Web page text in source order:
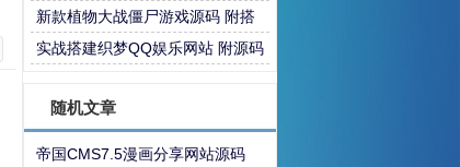
新款植物大战僵尸游戏源码 附搭
建教程
实战搭建织梦QQ娱乐网站 附源码
随机文章
帝国CMS7.5漫画分享网站源码